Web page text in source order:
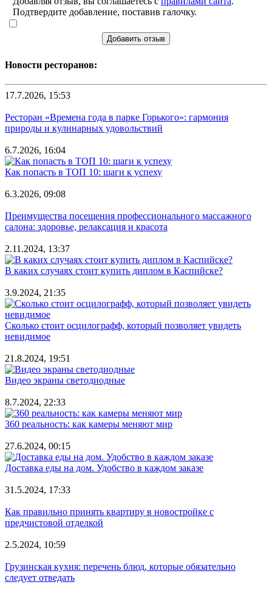
Подтвердите добавление, поставив галочку.
Добавить отзыв
Новости ресторанов:
17.7.2026, 15:53
Ресторан «Времена года в парке Горького»: гармония
природы и кулинарных удовольствий
6.7.2026, 16:04
Как попасть в ТОП 10: шаги к успеху
6.3.2026, 09:08
Преимущества посещения профессионального массажного
салона: здоровье, релаксация и красота
2.11.2024, 13:37
В каких случаях стоит купить диплом в Каспийске?
3.9.2024, 21:35
Сколько стоит осцилографф, который позволяет увидеть
невидимое
21.8.2024, 19:51
Видео экраны светодиодные
8.7.2024, 22:33
360 реальность: как камеры меняют мир
27.6.2024, 00:15
Доставка еды на дом. Удобство в каждом заказе
31.5.2024, 17:33
Как правильно принять квартиру в новостройке с
предчистовой отделкой
2.5.2024, 10:59
Грузинская кухня: перечень блюд, которые обязательно
следует отведать